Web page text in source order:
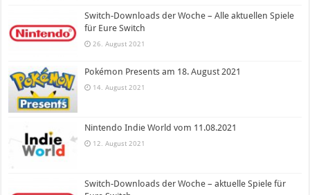
Switch-Downloads der Woche – Alle aktuellen Spiele
für Eure Switch
26. August 2021
Pokémon Presents am 18. August 2021
14. August 2021
Nintendo Indie World vom 11.08.2021
12. August 2021
Switch-Downloads der Woche – aktuelle Spiele für